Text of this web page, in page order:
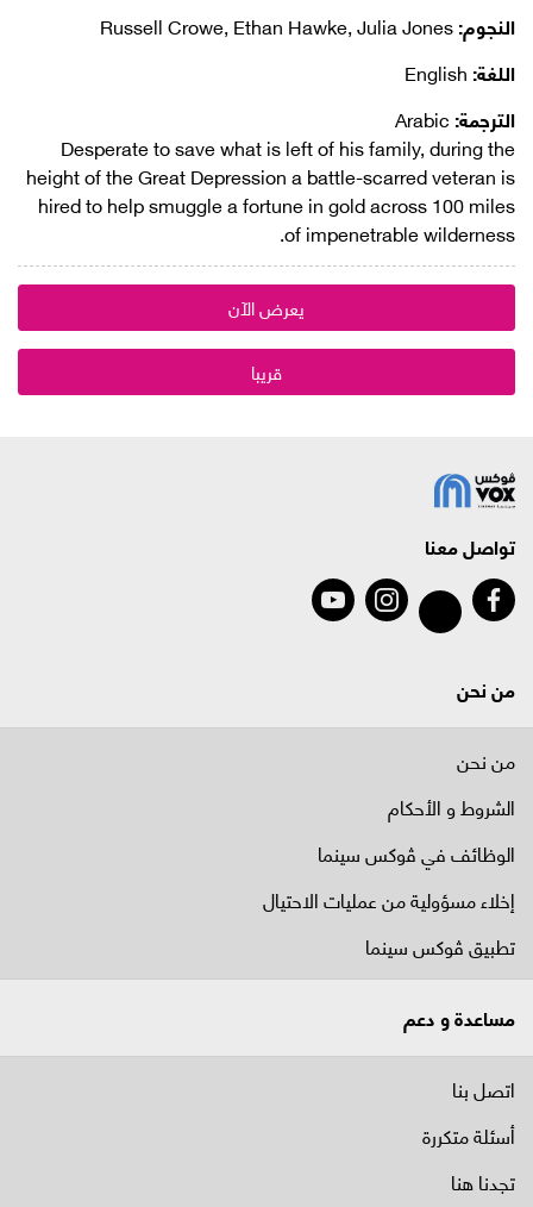
النجوم:
اللغة:
الترجمة:
Desperate to save what is left of his family, during the
height of the Great Depression a battle-scarred veteran is
hired to help smuggle a fortune in gold across 100 miles
of impenetrable wilderness.
يعرض الآن
قريبا
تواصل معنا
من نحن
من نحن
الشروط و الأحكام
الوظائف في ﭬوكس سينما
إخلاء مسؤولية من عمليات الاحتيال
تطبيق ڤوكس سينما
مساعدة و دعم
اتصل بنا
أسئلة متكررة
تجدنا هنا